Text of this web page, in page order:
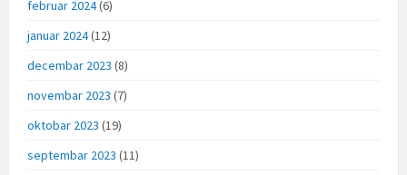
februar 2024(6)
januar 2024(12)
decembar 2023 (8)
novembar 2023 (7)
oktobar 2023 (19)
septembar 2023 (11)